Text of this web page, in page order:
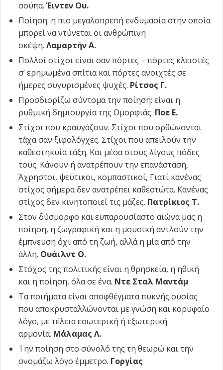
σούπα.Έιντεν Ου.
Ποίηση: η πιο μεγαλοπρεπή ενδυμασία στην οποία
μπορεί να ντύνεται οι ανθρώπινη
σκέψη.Λαμαρτήν Α.
Πολλοί στίχοι είναι σαν πόρτες – πόρτες κλειστές
σ’ ερημωμένα σπίτια και πόρτες ανοιχτές σε
ήμερες συγυρισμένες ψυχές. Ρίτσος Γ.
Προσδιορίζω σύντομα την ποίηση: είναι η
ρυθμική δημιουργία της Ομορφιάς. Ποε Ε.
Στίχοι που κραυγάζουν. Στίχοι που ορθώνονται
τάχα σαν ξιφολόγχες. Στίχοι που απειλούν την
καθεστηκυία τάξη. Και μέσα στους λίγους πόδες
τους. Κάνουν ή ανατρέπουν την επανάσταση,
Άχρηστοι, ψεύτικοι, κομπαστικοί, Γιατί κανένας
στίχος σήμερα δεν ανατρέπει καθεστώτα. Κανένας
στίχος δεν κινητοποιεί τις μάζες. Πατρίκιος Τ.
Στον δύσμορφο και ευπαρουσίαστο αιώνα μας η
ποίηση, η ζωγραφική και η μουσική αντλούν την
έμπνευση όχι από τη ζωή, αλλά η μία από την
άλλη. Ουάιλντ Ο.
Στόχος της πολιτικής είναι η θρησκεία, η ηθική
και η ποίηση, όλα σε ένα. Ντε Σταλ Μαντάμ
Τα ποιήματα είναι αποφθέγματα πυκνής ουσίας
που αποκρυσταλλώνονται με γνώση και κορυφαίο
λόγο, με τέλεια εσωτερική ή εξωτερική
αρμονία. Μάλαμας Λ.
Την ποίηση στο σύνολό της τη θεωρώ και την
ονομάζω λόγο έμμετρο. Γοργίας